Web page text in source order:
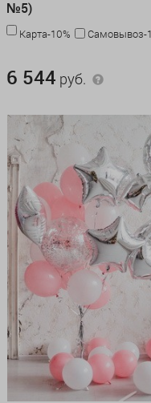
№5)
Карта-10%
Самовывоз-
6 544 руб.